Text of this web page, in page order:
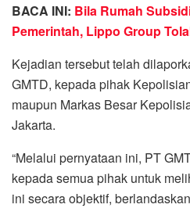
BACA INI: Bila Rumah
Pemerintah, Lippo Group
Kejadian tersebut telah
GMTD, kepada pihak
maupun Markas Besar
Jakarta.
“Melalui pernyataan ini, PT
kepada semua pihak untuk
ini secara objektif,